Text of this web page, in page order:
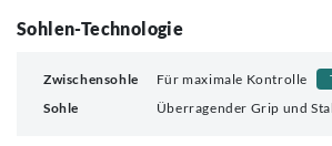
Sohlen-Technologie
Zwischensohle Für maximale Kontrolle
Sohle
Überragender Grip und